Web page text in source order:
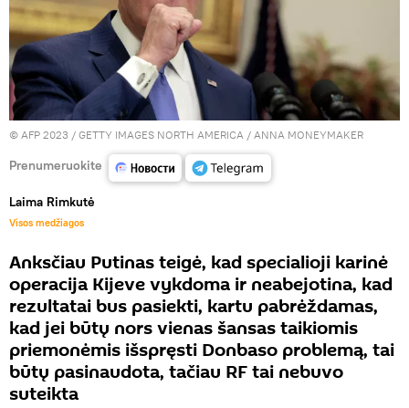
© AFP 2023 / GETTY IMAGES NORTH AMERICA / ANNA MONEYMAKER
Prenumeruokite
Laima Rimkutė
Visos medžiagos
Anksčiau Putinas teigė, kad specialioji karinė
operacija Kijeve vykdoma ir neabejotina, kad
rezultatai bus pasiekti, kartu pabrėždamas,
kad jei būtų nors vienas šansas taikiomis
priemonėmis išspręsti Donbaso problemą, tai
būtų pasinaudota, tačiau RF tai nebuvo
suteikta